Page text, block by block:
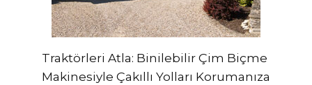
Traktörleri Atla: Binilebilir Çim Biçme
Makinesiyle Çakıllı Yolları Korumanıza